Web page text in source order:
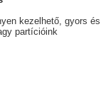
kezelhető, gyors és
partícióink